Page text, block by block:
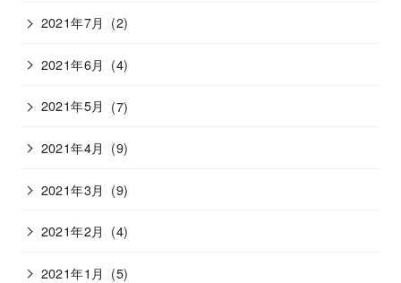
2021年7月 (2)
2021年6月 (4)
2021年5月 (7)
2021年4月 (9)
2021年3月 (9)
2021年2月 (4)
2021年1月 (5)